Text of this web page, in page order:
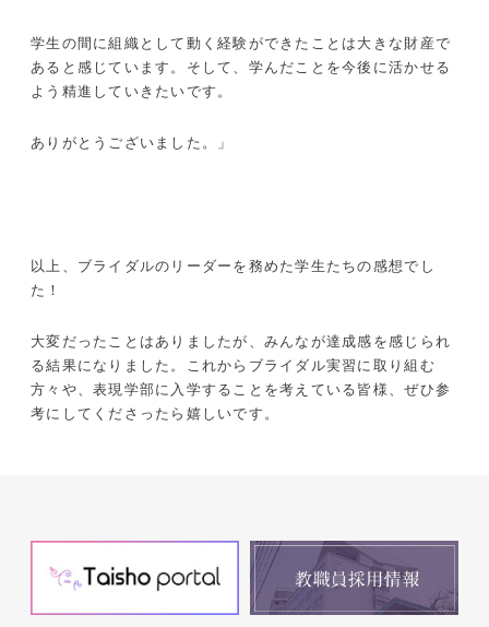
学生の間に組織として動く経験ができたことは大きな財産で
あると感じています。そして、学んだことを今後に活かせる
よう精進していきたいです。
ありがとうございました。」
以上、ブライダルのリーダーを務めた学生たちの感想でし
た！
大変だったことはありましたが、みんなが達成感を感じられ
る結果になりました。これからブライダル実習に取り組む
方々や、表現学部に入学することを考えている皆様、ぜひ参
考にしてくださったら嬉しいです。